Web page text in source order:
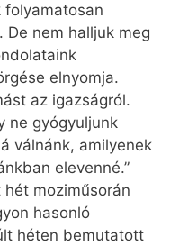
folyamatosan
nem halljuk meg
elnyomja.
az igazságról.
ne gyógyuljunk
válnánk, amilyenek
elevenné.”
moziműsorán
hasonló
héten bemutatott